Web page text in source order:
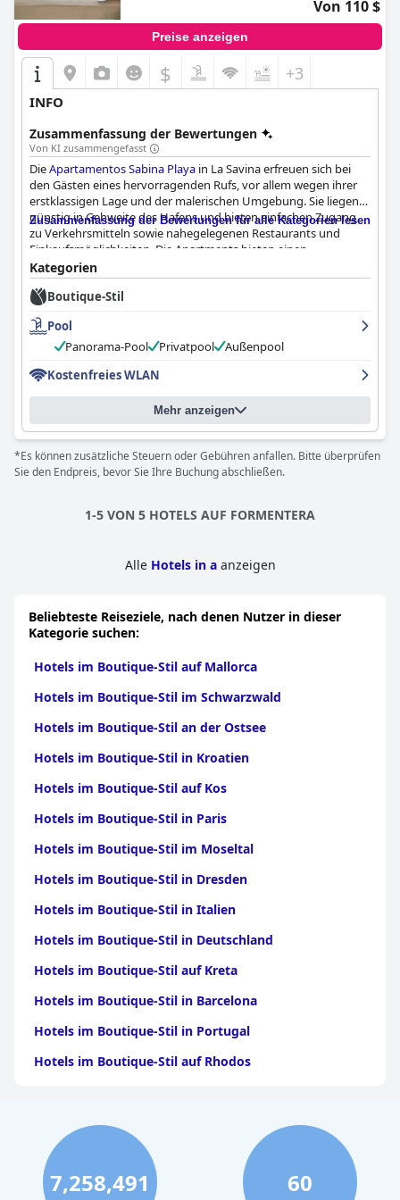
Von 110 $
Preise anzeigen
$ +3
INFO
Zusammenfassung der Bewertungen
Von KI zusammengefasst
DieApartamentos Sabina Playa in La Savina erfreuen sich bei
den Gästen eines hervorragenden Rufs, vor allem wegen ihrer
erstklassigen Lage und der malerischen Umgebung. Sie liegen
günstig in Gehweite des Hafens und bieten einfachen Zugang
zu Verkehrsmitteln sowie nahegelegenen Restaurants und
Einkaufsmöglichkeiten. Die Apartments bieten einen
spektakulären Meerblick, der das ruhige und friedliche
Hafenambiente unterstreicht und gleichzeitig die Erkundung
einiger der schönsten Strände und Attraktionen Formenteras
erleichtert.
Das gastronomische Angebot vor Ort wird sehr geschätzt,
insbesondere für seine köstlichen italienischen Gerichte und das
herrliche Frühstücksangebot. Die Möglichkeit, während des
Essens eine wunderschöne Aussicht zu genießen, trägt zu einem
unvergesslichen Erlebnis bei. Für diejenigen, die es vorziehen,
ihre eigenen Mahlzeiten zuzubereiten, sind die Apartments mit
funktionellen Küchen ausgestattet, die eine attraktive
Alternative bieten.
durch ihre Sauberkeit, moderne Ausstattung und
Einrichtung und gut ausgestatteten Küchen. Obwohl es kleinere
positiven Bewertungen nicht wesentlich. Der tägliche
Reinigungsservice und das aufmerksame Personal tragen zu der
Gäste erfüllt.
Das Personal imApartamentos Sabina Playawird für seine
Sowohl das Personal an der Rezeption als auch das
aufmerksamen Service gelobt, der eine einladende und
gepflegte Atmosphäre gewährleistet.
Während das WLAN im Allgemeinen auf dem gesamten Gelände
gut funktioniert, bemängeln einige Gäste
Verbindungsprobleme in bestimmten Zimmern. Der
Poolbereich erhält gemischte Bewertungen: Er gilt als schöner
Bereich zum Entspannen mit toller Aussicht, obwohl seine
geringe Größe und Sauberkeit verbessert werden müssen.
Dennoch bietet er einen erfrischenden Ort zum Baden und
effektive Weise Komfort, Sauberkeit und Bequemlichkeit und
einen friedlichen und dennoch gut angebundenen Aufenthalt in
Zusammenfassung der Bewertungen für alle Kategorien lesen
Kategorien
Boutique-Stil
Pool
Panorama-Pool
Privatpool
Außenpool
Kostenfreies WLAN
Mehr anzeigen
*Es können zusätzliche Steuern oder Gebühren anfallen. Bitte überprüfen
Sie den Endpreis, bevor Sie Ihre Buchung abschließen.
1-5 VON 5 HOTELS AUF FORMENTERA
Alle Hotels in aanzeigen
Beliebteste Reiseziele, nach denen Nutzer in dieser
Kategorie suchen:
Hotels im Boutique-Stil auf Mallorca
Hotels im Boutique-Stil im Schwarzwald
Hotels im Boutique-Stil an der Ostsee
Hotels im Boutique-Stil in Kroatien
Hotels im Boutique-Stil auf Kos
Hotels im Boutique-Stil in Paris
Hotels im Boutique-Stil im Moseltal
Hotels im Boutique-Stil in Dresden
Hotels im Boutique-Stil in Italien
Hotels im Boutique-Stil in Deutschland
Hotels im Boutique-Stil auf Kreta
Hotels im Boutique-Stil in Barcelona
Hotels im Boutique-Stil in Portugal
Hotels im Boutique-Stil auf Rhodos
Hotels im Boutique-Stil in Hamburg
Hotels im Boutique-Stil in Salzburg
Hotels im Boutique-Stil in Sizilien
7,258,491 60